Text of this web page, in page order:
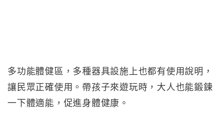
多功能體健區，多種器具設施上也都有使用說明，
讓民眾正確使用。帶孩子來遊玩時，大人也能鍛鍊
一下體適能，促進身體健康。